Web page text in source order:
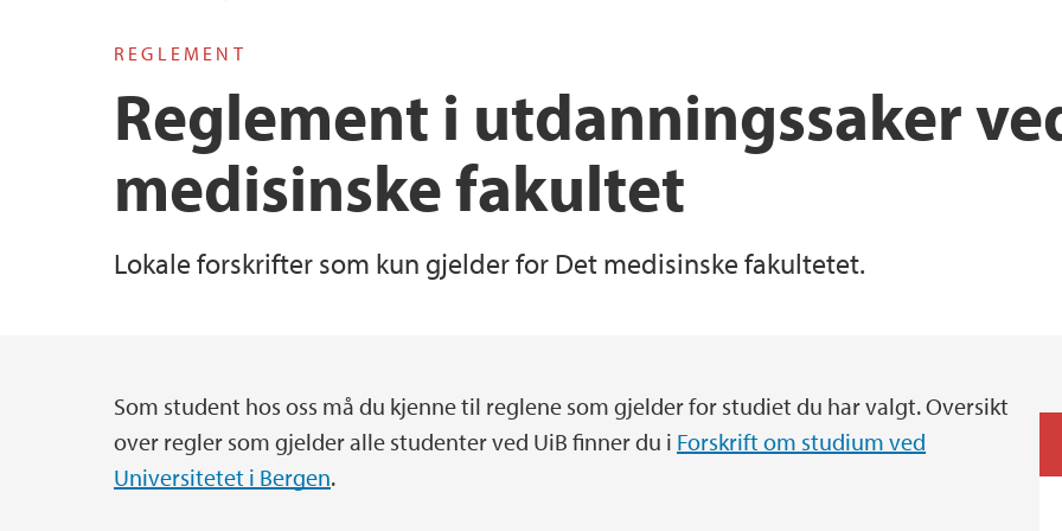
Vacant positions
REGLEMENT
Reglement i utdanningssaker
medisinske fakultet
Lokale forskrifter som kun gjelder for Det medisinske fakultetet.
Main contentSom student hos oss må du kjenne til reglene som gjelder for studiet du har valgt. Oversikt
over regler som gjelder alle studenter ved UiB finner du i Forskrift om studium ved
Universitetet i Bergen.